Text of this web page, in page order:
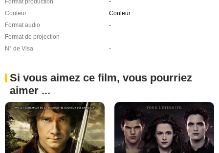
Couleur
Couleur
Format audio
-
Format de projection
-
N° de Visa
-
Si vous aimez ce film, vous pourriez
aimer ...